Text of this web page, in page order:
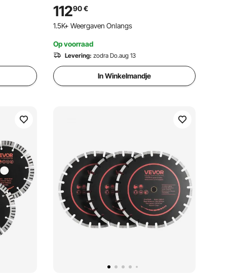
voor
Handgrepen, Verstelbare Breedte en
Diepte voor het Snijden van Betonnen
Muren Marmer Graniet en Staal
11290€
1.5K+ Weergaven Onlangs
Op voorraad
Levering: zodra Do.aug 13
In Winkelmandje